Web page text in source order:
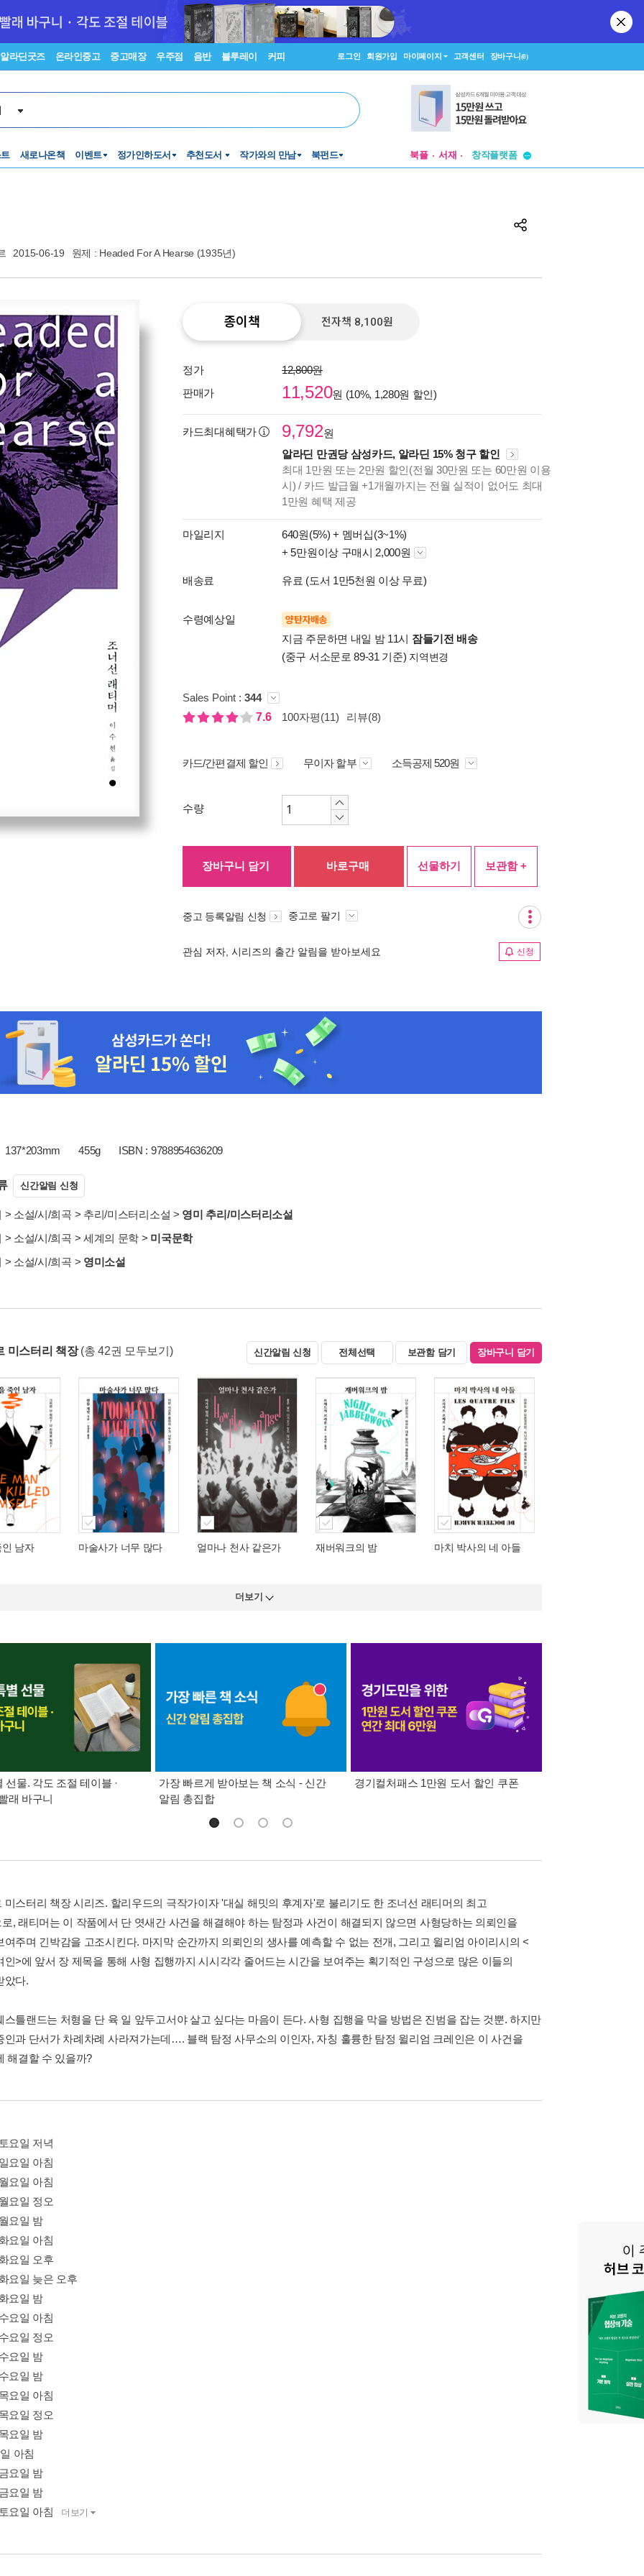
알라딘굿즈 온라인중고 중고매장 우주점 음반 블루레이 커피 로그인 회원가입 마이페이지 고객센터 장바구니(0)
새로나온책 이벤트 정가인하도서 추천도서 작가와의 만남 북펀드 북플 서재
투비컨티뉴드
투비컨티뉴드
2015-06-19 원제 : Headed For A Hearse (1935년)
종이책 전자책 8,100원
정가
12,800원
판매가
11,520원 (10%, 1,280원 할인)
카드최대혜택가 9,792원
알라딘 만권당 삼성카드, 알라딘 15% 청구 할인
최대 1만원 또는 2만원 할인(전월 30만원 또는 60만원 이용
시) / 카드 발급월 +1개월까지는 전월 실적이 없어도 최대
1만원 혜택 제공
마일리지 640원(5%) + 멤버십(3~1%)
+ 5만원이상 구매시 2,000원
배송료 유료 (도서 1만5천원 이상 무료)
수령예상일 양탄자배송
지금 주문하면 내일 밤 11시 잠들기전 배송
(중구 서소문로 89-31 기준) 지역변경
Sales Point : 344
7.6
100자평(11) 리뷰(8)
카드/간편결제 할인 무이자 할부 소득공제 520원
수량
장바구니 담기 바로구매 선물하기 보관함 +
중고 등록알림 신청 중고로 팔기
관심 저자, 시리즈의 출간 알림을 받아보세요 신청
137*203mm 455g ISBN : 9788954636209
신간알림 신청
> 소설/시/희곡 > 추리/미스터리소설 > 영미 추리/미스터리소설
> 소설/시/희곡 > 세계의 문학 > 미국문학
> 소설/시/희곡 > 영미소설
미스터리 책장 (총 42권 모두보기) 신간알림 신청 전체선택 보관함 담기 장바구니 담기
남자 마술사가 너무 많다 얼마나 천사 같은가 재버워크의 밤 마치 박사의 네 아들
더보기
선물. 각도 조절 테이블 ·
래 바구니
가장 빠르게 받아보는 책 소식 - 신간
알림 총집합
경기컬처패스 1만원 도서 할인 쿠폰
미스터리 책장 시리즈. 할리우드의 극작가이자 '대실 해밋의 후계자'로 불리기도 한 조너선 래티머의 최고
, 래티머는 이 작품에서 단 엿새간 사건을 해결해야 하는 탐정과 사건이 해결되지 않으면 사형당하는 의뢰인을
여주며 긴박감을 고조시킨다. 마지막 순간까지 의뢰인의 생사를 예측할 수 없는 전개, 그리고 윌리엄 아이리시의 <
인>에 앞서 장 제목을 통해 사형 집행까지 시시각각 줄어드는 시간을 보여주는 획기적인 구성으로 많은 이들의
았다.
스틀랜드는 처형을 단 육 일 앞두고서야 살고 싶다는 마음이 든다. 사형 집행을 막을 방법은 진범을 잡는 것뿐. 하지만
인과 단서가 차례차례 사라져가는데…. 블랙 탐정 사무소의 이인자, 자칭 훌륭한 탐정 윌리엄 크레인은 이 사건을
해결할 수 있을까?
요일 저녁
요일 아침
요일 아침
요일 정오
요일 밤
요일 아침
요일 오후
요일 늦은 오후
요일 밤
요일 아침
요일 정오
요일 밤
요일 밤
요일 아침
요일 정오
요일 밤
아침
요일 밤
요일 밤
요일 아침
더보기